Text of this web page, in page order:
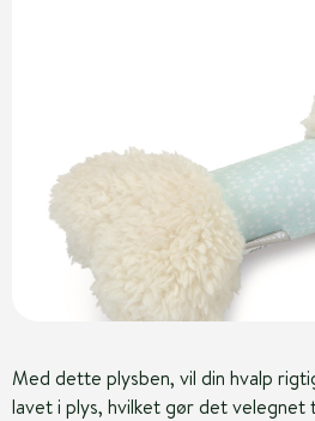
Med dette plysben, vil din hvalp
lavet i plys, hvilket gør det velegnet